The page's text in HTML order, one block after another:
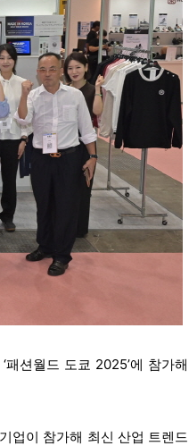
션월드 도쿄 2025’에 참가해
업이 참가해 최신 산업 트렌드